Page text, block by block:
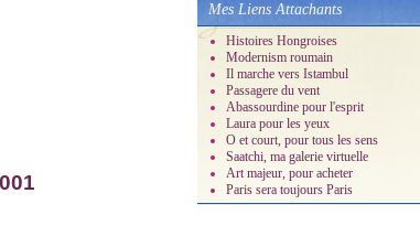
Mes Liens Attachants
Histoires Hongroises
Modernism roumain
Il marche vers Istambul
Passagere du vent
Abassourdine pour l'esprit
Laura pour les yeux
O et court, pour tous les sens
Saatchi, ma galerie virtuelle
Art majeur, pour acheter
Paris sera toujours Paris